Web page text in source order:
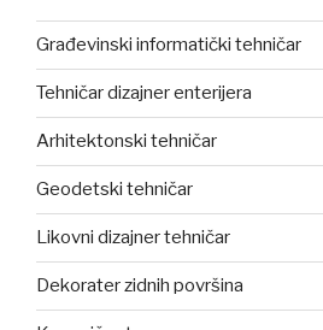
Građevinski informatički tehničar
Tehničar dizajner enterijera
Arhitektonski tehničar
Geodetski tehničar
Likovni dizajner tehničar
Dekorater zidnih površina